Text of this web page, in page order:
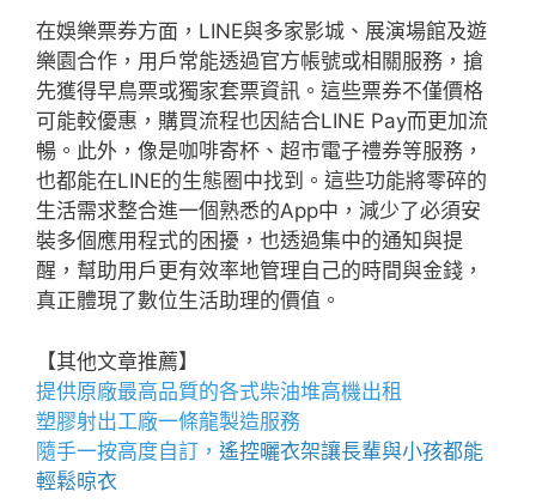
在娛樂票券方面，LINE與多家影城、展演場館及遊
樂園合作，用戶常能透過官方帳號或相關服務，搶
先獲得早鳥票或獨家套票資訊。這些票券不僅價格
可能較優惠，購買流程也因結合LINE Pay而更加流
暢。此外，像是咖啡寄杯、超市電子禮券等服務，
也都能在LINE的生態圈中找到。這些功能將零碎的
生活需求整合進一個熟悉的App中，減少了必須安
裝多個應用程式的困擾，也透過集中的通知與提
醒，幫助用戶更有效率地管理自己的時間與金錢，
真正體現了數位生活助理的價值。
【其他文章推薦】
提供原廠最高品質的各式柴油堆高機出租
塑膠射出工廠一條龍製造服務
隨手一按高度自訂， 遙控曬衣架讓長輩與小孩都能
輕鬆晾衣